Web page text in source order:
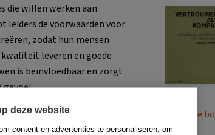
die willen werken aan
leiders de voorwaarden voor
zodat hun mensen
leveren en goede
is beïnvloedbaar en zorgt
gevoel.
Naar alle
deze website
content en advertenties te personaliseren, om